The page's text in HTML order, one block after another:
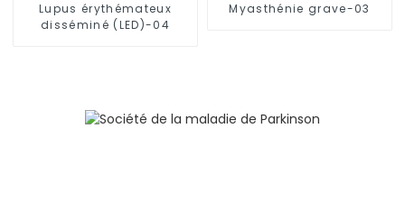
Lupus érythémateux
disséminé (LED)-04
Myasthénie grave-03